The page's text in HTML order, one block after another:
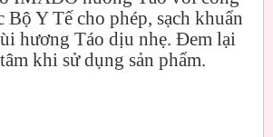
Bộ Y Tế cho phép, sạch khuẩn
hương Táo dịu nhẹ. Đem lại
khi sử dụng sản phẩm.